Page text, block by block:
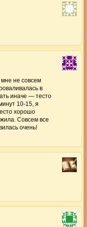
не совсем
в
иначе — тесто
10-15, я
хорошо
Совсем все
очень!